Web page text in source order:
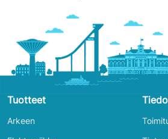
Tuotteet
Arkeen